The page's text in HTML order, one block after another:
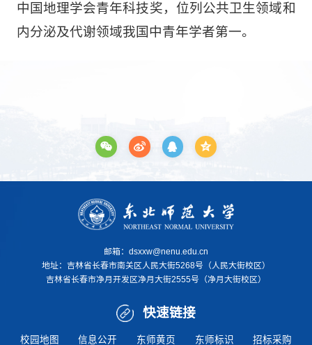
中国地理学会青年科技奖，位列公共卫生领域和
内分泌及代谢领域我国中青年学者第一。
邮箱：dsxxw@nenu.edu.cn
地址： 吉林省长春市南关区人民大街5268号（人民大街校区）
吉林省长春市净月开发区净月大街2555号（净月大街校区）
快速链接
校园地图 信息公开 东师黄页 东师标识 招标采购